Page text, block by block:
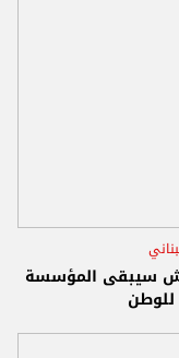
سيبقى المؤسسة
للوطن